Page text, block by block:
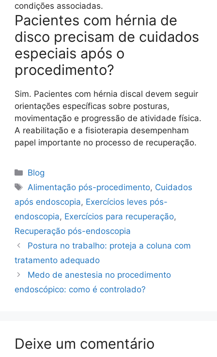
condições associadas.
Pacientes com hérnia de
disco precisam de cuidados
especiais após o
procedimento?
Sim. Pacientes com hérnia discal devem seguir
orientações específicas sobre posturas,
movimentação e progressão de atividade física.
A reabilitação e a fisioterapia desempenham
papel importante no processo de recuperação.
Blog
Alimentação pós-procedimento, Cuidados
após endoscopia, Exercícios leves pós-
endoscopia, Exercícios para recuperação,
Recuperação pós-endoscopia
Postura no trabalho: proteja a coluna com
tratamento adequado
Medo de anestesia no procedimento
endoscópico: como é controlado?
Deixe um comentário